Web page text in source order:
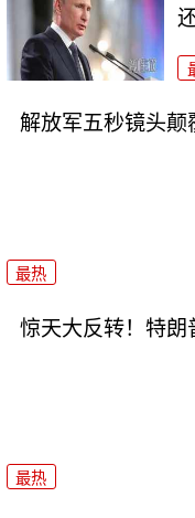
解放军五秒镜头颠
最热
惊天大反转！特朗
最热